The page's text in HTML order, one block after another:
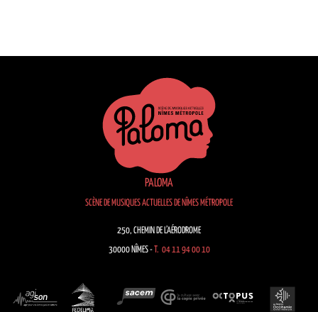
PALOMA
SCÈNE DE MUSIQUES ACTUELLES DE NÎMES MÉTROPOLE
250, CHEMIN DE L’AÉRODROME
30000 NÎMES - T. 04 11 94 00 10